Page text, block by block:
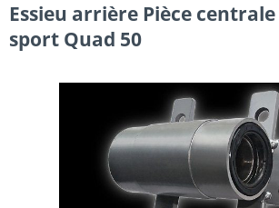
Essieu arrière Pièce
sport Quad 50